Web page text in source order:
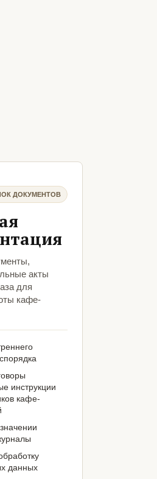
ДОКУМЕНТОВ
акты
для
кафе-
инструкции
кафе-
данных